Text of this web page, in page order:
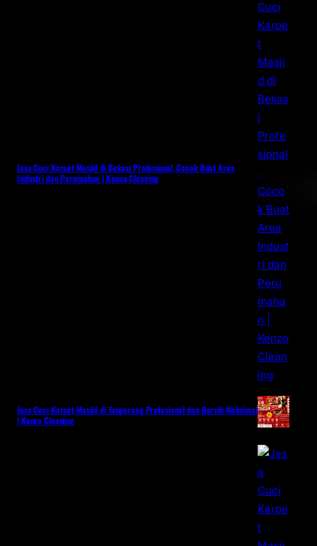
Jasa Cuci Karpet Masjid di Bekasi Profesional, Cocok Buat Area
Industri dan Perumahan | Kenzo Cleaning
Jasa Cuci Karpet Masjid di Tangerang Profesional dan Bersih Maksimal
| Kenzo Cleaning